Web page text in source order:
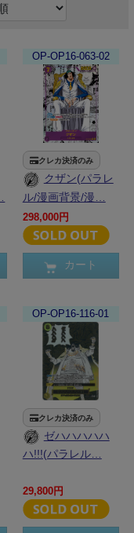
OP-OP16-063-02
クレカ決済のみ
クザン(パラレ
ル/漫画背景/漫…
298,000円
カート
OP-OP16-116-01
クレカ決済のみ
ゼハハハハハ
ハ!!!(パラレル…
29,800円